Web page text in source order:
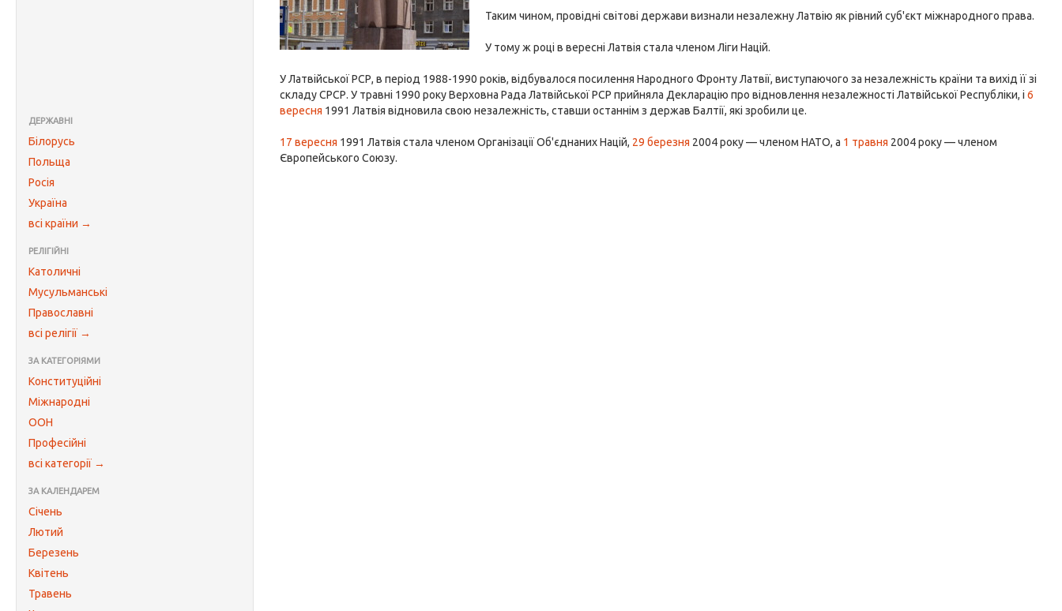
ДЕРЖАВНІ
Білорусь
Польща
Росія
Україна
всі країни →
РЕЛІГІЙНІ
Католичні
Мусульманські
Православні
всі релігії →
ЗА КАТЕГОРІЯМИ
Конституційні
Міжнародні
ООН
Професійні
всі категорії →
ЗА КАЛЕНДАРЕМ
Січень
Лютий
Березень
Квітень
Травень
Таким чином, провідні світові держави визнали незалежну Латвію як рівний суб'єкт міжнародного права.
У тому ж році в вересні Латвія стала членом Ліги Націй.
У Латвійської РСР, в період 1988-1990 років, відбувалося посилення Народного Фронту Латвії, виступаючого за незалежність країни та вихід її зі
складу СРСР. У травні 1990 року Верховна Рада Латвійської РСР прийняла Декларацію про відновлення незалежності Латвійської Республіки, і6
вересня 1991 Латвія відновила свою незалежність, ставши останнім з держав Балтії, які зробили це.
17 вересня 1991 Латвія стала членом Організації Об'єднаних Націй, 29 березня 2004 року — членом НАТО, а 1 травня 2004 року — членом
Європейського Союзу.